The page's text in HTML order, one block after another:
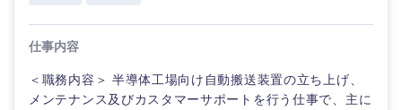
仕事内容
＜職務内容＞ 半導体工場向け自動搬送装置の立ち上げ、
メンテナンス及びカスタマーサポートを行う仕事で、主に